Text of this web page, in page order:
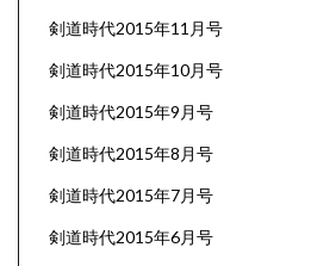
剣道時代2015年11月号
剣道時代2015年10月号
剣道時代2015年9月号
剣道時代2015年8月号
剣道時代2015年7月号
剣道時代2015年6月号